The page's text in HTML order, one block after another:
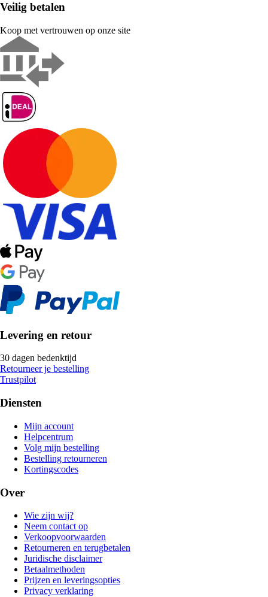
Veilig betalen
Koop met vertrouwen op onze site
Levering en retour
30 dagen bedenktijd
Retourneer je bestelling
Trustpilot
Diensten
Mijn account
Helpcentrum
Volg mijn bestelling
Bestelling retourneren
Kortingscodes
Over
Wie zijn wij?
Neem contact op
Verkoopvoorwaarden
Retourneren en terugbetalen
Juridische disclaimer
Betaalmethoden
Prijzen en leveringsopties
Privacy verklaring